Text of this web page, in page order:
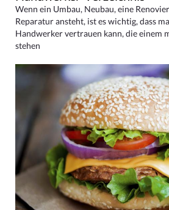
Wenn ein Umbau, Neubau, eine
Reparatur ansteht, ist es wichtig, dass
Handwerker vertrauen kann, die einem
stehen